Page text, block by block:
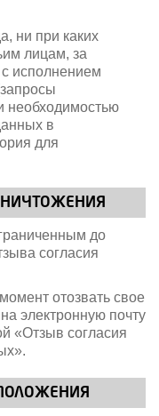
ни при каких
лицам, за
исполнением
необходимостью
в
для
до
согласия
отозвать свое
электронную почту
«Отзыв согласия